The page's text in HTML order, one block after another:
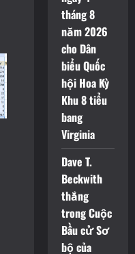
tháng 8
năm 2026
cho Dân
biểu Quốc
hội Hoa Kỳ
Khu 8 tiểu
bang
Virginia
Dave T.
Beckwith
thắng
trong Cuộc
Bầu cử Sơ
bộ của